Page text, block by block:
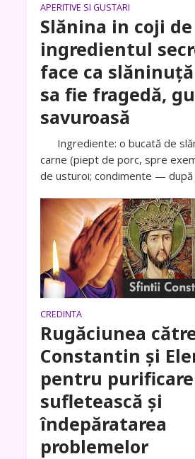
APERITIVE SI GUSTARI
Slănina in coji de
ingredientul
face ca
sa fie fragedă,
savuroasă
Ingrediente: o bucată de
carne (piept de porc, spre
de usturoi; condimente — după
CREDINTA
Rugăciunea
Constantin și
pentru purificare
sufletească și
îndepăratarea
problemelor